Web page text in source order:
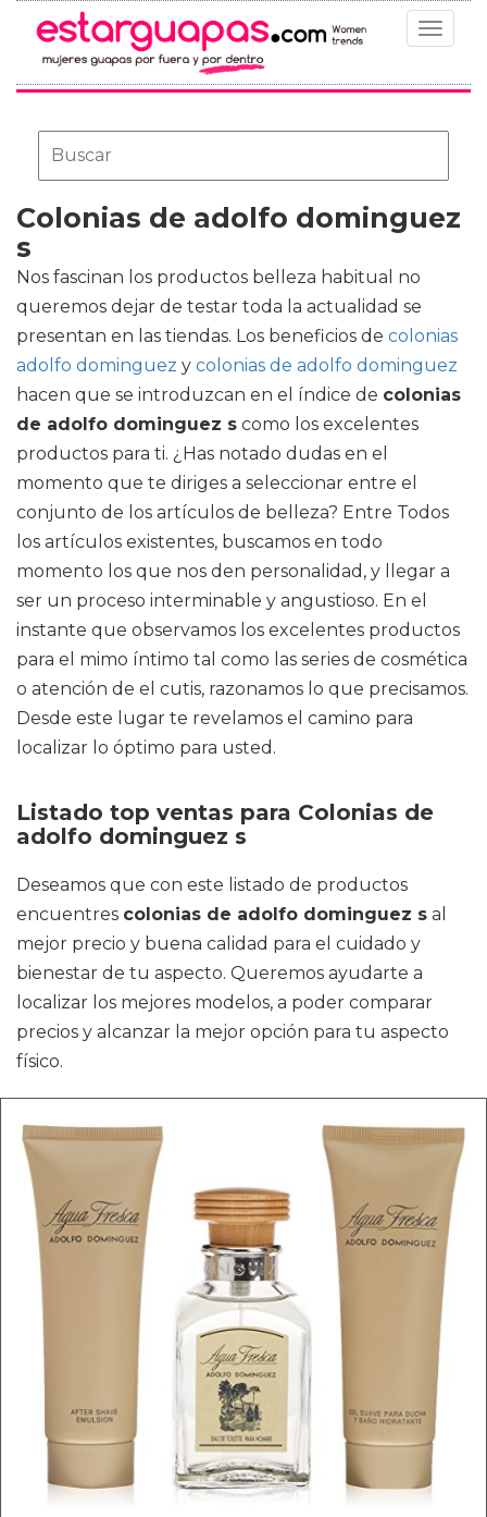
Toggle
Colonias de adolfo dominguez
s
Nos fascinan los productos belleza habitual no
queremos dejar de testar toda la actualidad se
presentan en las tiendas. Los beneficios de colonias
adolfo dominguez y colonias de adolfo dominguez
hacen que se introduzcan en el índice de colonias
de adolfo dominguez s como los excelentes
productos para ti. ¿Has notado dudas en el
momento que te diriges a seleccionar entre el
conjunto de los artículos de belleza? Entre Todos
los artículos existentes, buscamos en todo
momento los que nos den personalidad, y llegar a
ser un proceso interminable y angustioso. En el
instante que observamos los excelentes productos
para el mimo íntimo tal como las series de cosmética
o atención de el cutis, razonamos lo que precisamos.
Desde este lugar te revelamos el camino para
localizar lo óptimo para usted.
Listado top ventas para Colonias de
adolfo dominguez s
Deseamos que con este listado de productos
encuentres colonias de adolfo dominguez s al
mejor precio y buena calidad para el cuidado y
bienestar de tu aspecto. Queremos ayudarte a
localizar los mejores modelos, a poder comparar
precios y alcanzar la mejor opción para tu aspecto
físico.